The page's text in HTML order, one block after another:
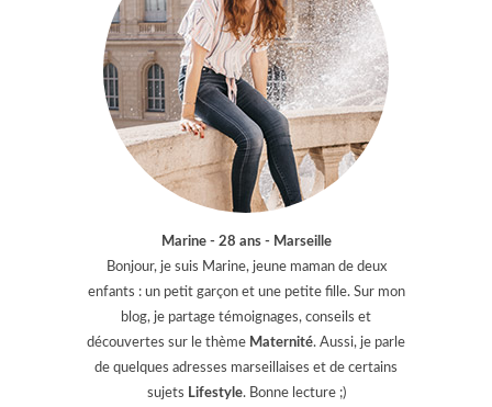
Marine - 28 ans - Marseille
Bonjour, je suis Marine, jeune maman de deux
enfants : un petit garçon et une petite fille. Sur mon
blog, je partage témoignages, conseils et
découvertes sur le thème Maternité. Aussi, je parle
de quelques adresses marseillaises et de certains
sujets Lifestyle. Bonne lecture ;)